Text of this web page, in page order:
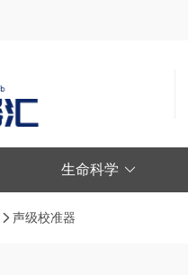
生命科学
声级校准器